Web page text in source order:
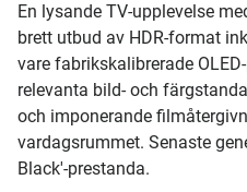
En lysande TV-upplevelse
brett utbud av HDR-format
vare fabrikskalibrerade
relevanta bild- och
och imponerande
vardagsrummet. Senaste
Black'-prestanda.